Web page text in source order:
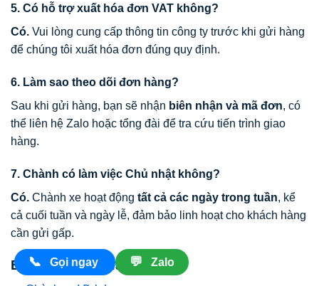
5. Có hỗ trợ xuất hóa đơn VAT không?
Có. Vui lòng cung cấp thông tin công ty trước khi gửi hàng
để chúng tôi xuất hóa đơn đúng quy định.
6. Làm sao theo dõi đơn hàng?
Sau khi gửi hàng, bạn sẽ nhận biên nhận và mã đơn, có
thể liên hệ Zalo hoặc tổng đài để tra cứu tiến trình giao
hàng.
7. Chành có làm việc Chủ nhật không?
Có. Chành xe hoạt động tất cả các ngày trong tuần, kể
cả cuối tuần và ngày lễ, đảm bảo linh hoạt cho khách hàng
cần gửi gấp.
📞 Gọi ngay 💬 Zalo
Bài Viết Liên Quan: